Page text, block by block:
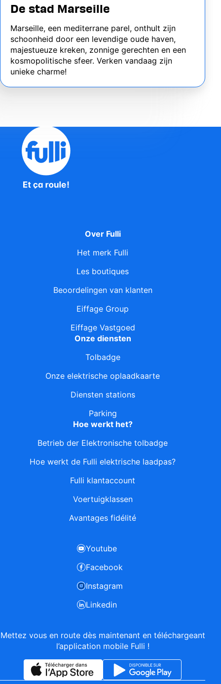
De stad Marseille
Marseille, een mediterrane parel, onthult zijn
schoonheid door een levendige oude haven,
majestueuze kreken, zonnige gerechten en een
kosmopolitische sfeer. Verken vandaag zijn
unieke charme!
Mettez vous en route dès maintenant en téléchargeant
l’application mobile Fulli !
Over Fulli
Het merk Fulli
Les boutiques
Beoordelingen van klanten
Eiffage Group
Eiffage Vastgoed
Onze diensten
Tolbadge
Onze elektrische oplaadkaarte
Diensten stations
Parking
Hoe werkt het?
Betrieb der Elektronische tolbadge
Hoe werkt de Fulli elektrische laadpas?
Fulli klantaccount
Voertuigklassen
Avantages fidélité
Youtube
Facebook
Instagram
Linkedin